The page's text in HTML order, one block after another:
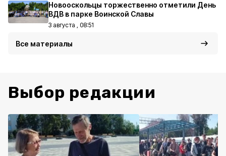
Новооскольцы торжественно отметили День
ВДВ в парке Воинской Славы
3 августа , 08:51
Все материалы
Выбор редакции